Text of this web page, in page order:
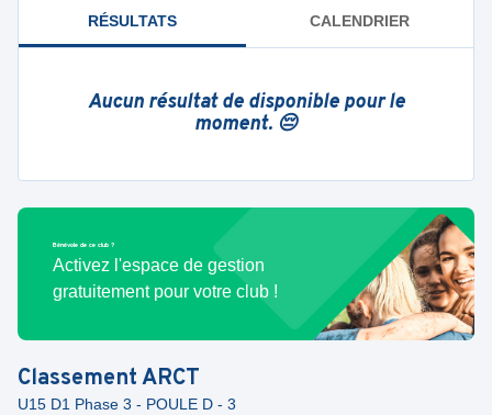
RÉSULTATS CALENDRIER
Aucun résultat de disponible pour le
moment. 😔
Bénévole de ce club ?
Activez l'espace de gestion
gratuitement pour votre club !
ClassementARCT
U15 D1 Phase 3 - POULE D - 3